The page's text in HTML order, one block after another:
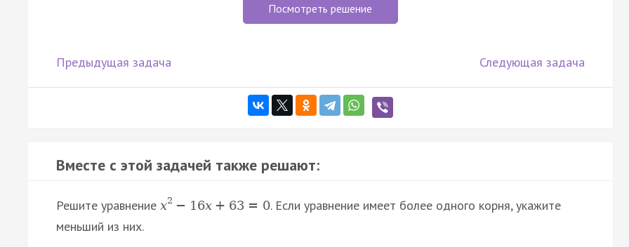
Посмотреть решение
Предыдущая задача Следующая задача
Вместе с этой задачей также решают:
Решите уравнение x2 − 16x + 63 = 0. Если уравнение имеет более одного корня, укажите
меньший из них.